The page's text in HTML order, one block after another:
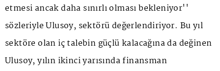
etmesi ancak daha sınırlı olması bekleniyor''
sözleriyle Ulusoy, sektörü değerlendiriyor. Bu yıl
sektöre olan iç talebin güçlü kalacağına da değinen
Ulusoy, yılın ikinci yarısında finansman